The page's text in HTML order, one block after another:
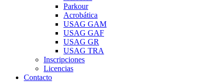
Parkour
Acrobática
USAG GAM
USAG GAF
USAG GR
USAG TRA
Inscripciones
Licencias
Contacto